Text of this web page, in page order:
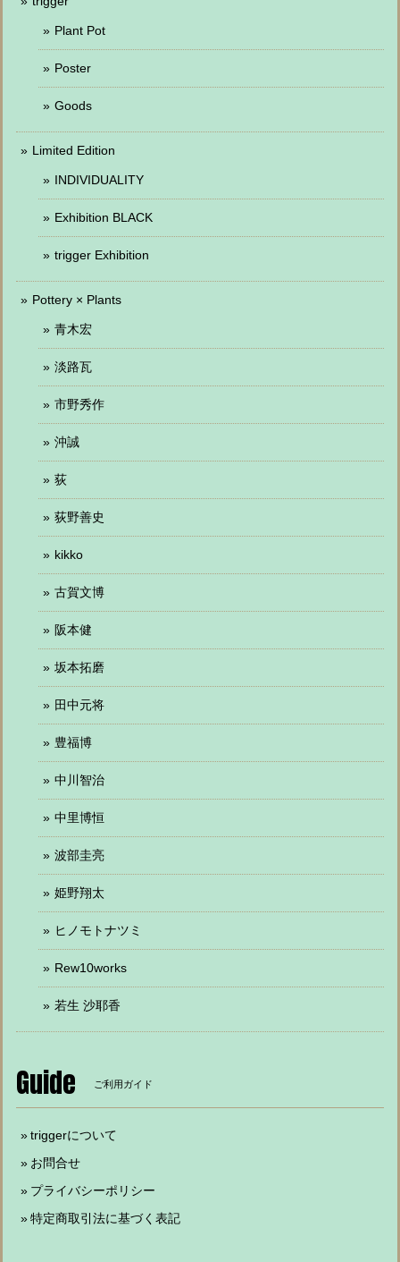
Plant Pot
Poster
Goods
Limited Edition
INDIVIDUALITY
Exhibition BLACK
trigger Exhibition
Pottery × Plants
青木宏
淡路瓦
市野秀作
沖誠
荻
荻野善史
kikko
古賀文博
阪本健
坂本拓磨
田中元将
豊福博
中川智治
中里博恒
波部圭亮
姫野翔太
ヒノモトナツミ
Rew10works
若生 沙耶香
Guide ご利用ガイド
triggerについて
お問合せ
プライバシーポリシー
特定商取引法に基づく表記